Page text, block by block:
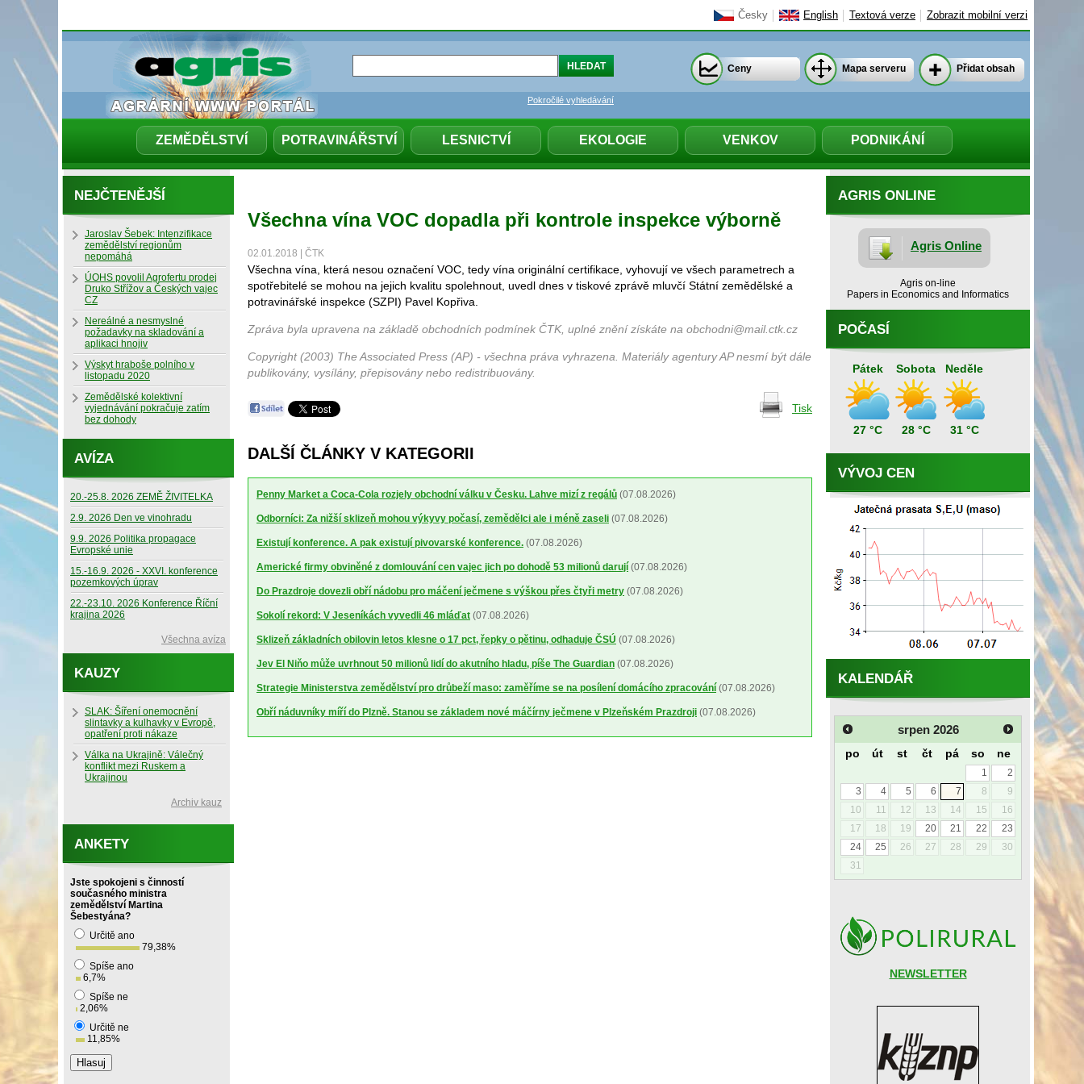
Česky English Textová verze Zobrazit mobilní verzi
ZEMĚDĚLSTVÍ POTRAVINÁŘSTVÍ LESNICTVÍ EKOLOGIE VENKOV PODNIKÁNÍ
Pokročilé vyhledávání
Ceny Mapa serveru Přidat obsah
Všechna vína VOC dopadla při kontrole inspekce výborně
02.01.2018 | ČTK
Všechna vína, která nesou označení VOC, tedy vína originální certifikace, vyhovují ve všech parametrech a
spotřebitelé se mohou na jejich kvalitu spolehnout, uvedl dnes v tiskové zprávě mluvčí Státní zemědělské a
potravinářské inspekce (SZPI) Pavel Kopřiva.
Zpráva byla upravena na základě obchodních podmínek ČTK, uplné znění získáte na obchodni@mail.ctk.cz
Copyright (2003) The Associated Press (AP) - všechna práva vyhrazena. Materiály agentury AP nesmí být dále
publikovány, vysílány, přepisovány nebo redistribuovány.
Tisk
DALŠÍ ČLÁNKY V KATEGORII
Penny Market a Coca-Cola rozjely obchodní válku v Česku. Lahve mizí z regálů (07.08.2026)
Odborníci: Za nižší sklizeň mohou výkyvy počasí, zemědělci ale i méně zaseli (07.08.2026)
Existují konference. A pak existují pivovarské konference. (07.08.2026)
Americké firmy obviněné z domlouvání cen vajec jich po dohodě 53 milionů darují (07.08.2026)
Do Prazdroje dovezli obří nádobu pro máčení ječmene s výškou přes čtyři metry (07.08.2026)
Sokolí rekord: V Jeseníkách vyvedli 46 mláďat (07.08.2026)
Sklizeň základních obilovin letos klesne o 17 pct, řepky o pětinu, odhaduje ČSÚ (07.08.2026)
Jev El Niňo může uvrhnout 50 milionů lidí do akutního hladu, píše The Guardian (07.08.2026)
Strategie Ministerstva zemědělství pro drůbeží maso: zaměříme se na posílení domácího zpracování (07.08.2026)
Obří náduvníky míří do Plzně. Stanou se základem nové máčírny ječmene v Plzeňském Prazdroji (07.08.2026)
AGRIS ONLINE
Agris Online
Agris on-line
Papers in Economics and Informatics
POČASÍ
Pátek
27 °C
Sobota
28 °C
Neděle
31 °C
VÝVOJ CEN
KALENDÁŘ
srpen 2026
po út st čt pá so ne
1
2
3
4 5 6 7 8
9
10
11 12 13 14 15
16
17
18 19 20 21 22
23
24
25 26 27 28 29
30
31
NEWSLETTER
NEJČTENĚJŠÍ
Jaroslav Šebek: Intenzifikace
zemědělství regionům
nepomáhá
ÚOHS povolil Agrofertu prodej
Druko Střížov a Českých vajec
CZ
Nereálné a nesmyslné
požadavky na skladování a
aplikaci hnojiv
Výskyt hraboše polního v
listopadu 2020
Zemědělské kolektivní
vyjednávání pokračuje zatím
bez dohody
AVÍZA
20.-25.8. 2026 ZEMĚ ŽIVITELKA
2.9. 2026 Den ve vinohradu
9.9. 2026 Politika propagace
Evropské unie
15.-16.9. 2026 - XXVI. konference
pozemkových úprav
22.-23.10. 2026 Konference Říční
krajina 2026
Všechna avíza
KAUZY
SLAK: Šíření onemocnění
slintavky a kulhavky v Evropě,
opatření proti nákaze
Válka na Ukrajině: Válečný
konflikt mezi Ruskem a
Ukrajinou
Archiv kauz
ANKETY
Jste spokojeni s činností
současného ministra
zemědělství Martina
Šebestyána?
Určitě ano
79,38%
Spíše ano
6,7%
Spíše ne
2,06%
Určitě ne
11,85%